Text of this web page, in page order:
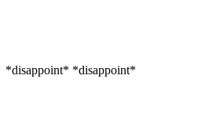
*disappoint*